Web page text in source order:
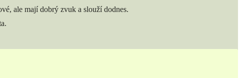
ale mají dobrý zvuk a slouží dodnes.